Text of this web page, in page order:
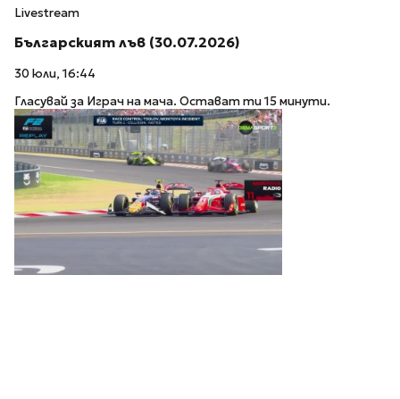
Livestream
Българският лъв (30.07.2026)
30 юли, 16:44
Гласувай за Играч на мача. Остават ти 15 минути.